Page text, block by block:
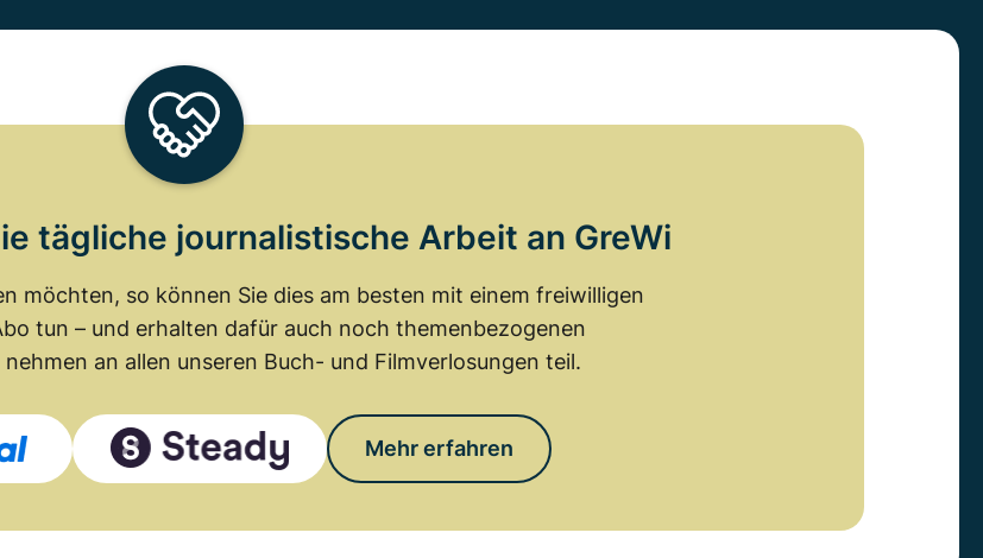
tägliche journalistische Arbeit an GreWi
möchten, so können Sie dies am besten mit einem freiwilligen
tun – und erhalten dafür auch noch themenbezogenen
an allen unseren Buch- und Filmverlosungen teil.
Mehr erfahren